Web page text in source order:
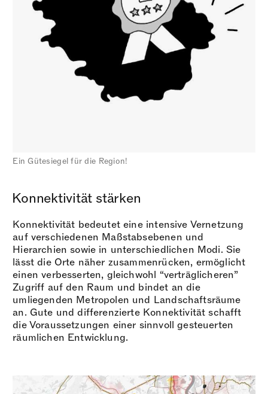
Ein Gütesiegel für die Region!
Konnektivität stärken
Konnektivität bedeutet eine intensive Vernetzung
auf verschiedenen Maßstabsebenen und
Hierarchien sowie in unterschiedlichen Modi. Sie
lässt die Orte näher zusammenrücken, ermöglicht
einen verbesserten, gleichwohl “verträglicheren”
Zugriff auf den Raum und bindet an die
umliegenden Metropolen und Landschaftsräume
an. Gute und differenzierte Konnektivität schafft
die Voraussetzungen einer sinnvoll gesteuerten
räumlichen Entwicklung.